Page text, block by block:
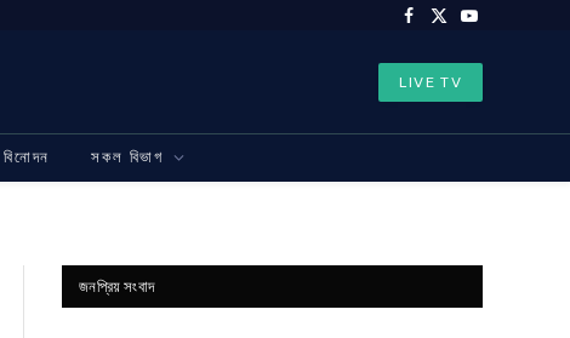
Facebook
X
YouTube
LIVE TV
বিনোদন সকল বিভাগ
জনপ্রিয় সংবাদ